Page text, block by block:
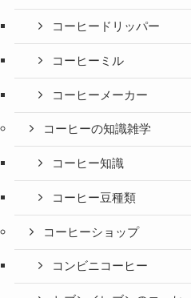
コーヒードリッパー
コーヒーミル
コーヒーメーカー
コーヒーの知識雑学
コーヒー知識
コーヒー豆種類
コーヒーショップ
コンビニコーヒー